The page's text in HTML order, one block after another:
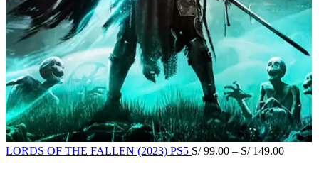
LORDS OF THE FALLEN (2023) PS5 S/99.00 – S/149.00